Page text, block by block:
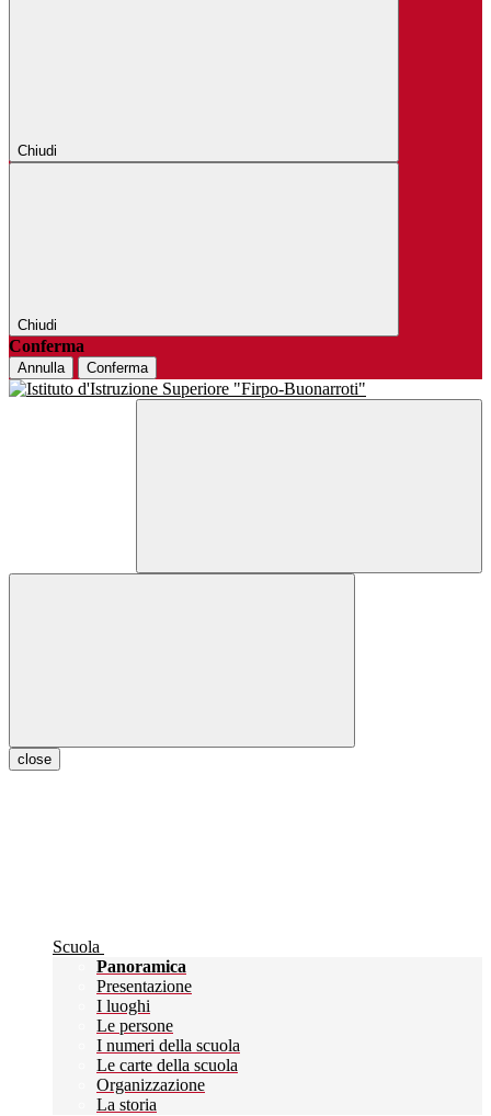
Chiudi
Chiudi
Conferma
Annulla Conferma
close
Scuola
Panoramica
Presentazione
I luoghi
Le persone
I numeri della scuola
Le carte della scuola
Organizzazione
La storia